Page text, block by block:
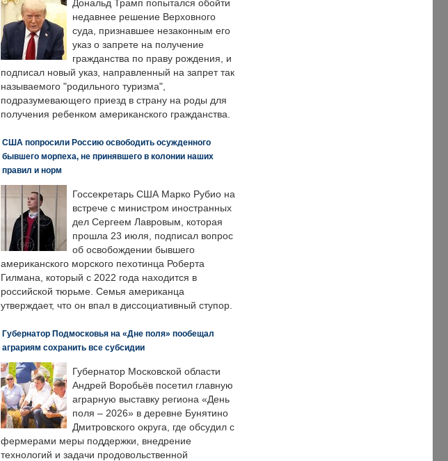
Дональд Трамп попытался обойти
недавнее решение Верховного
суда, признавшее незаконным его
указ о запрете на получение
гражданства по праву рождения, и
подписал новый указ, направленный на запрет так
называемого "родильного туризма",
подразумевающего приезд в страну на роды для
получения ребенком американского гражданства.
США попросили Россию освободить осужденного
бывшего морпеха, не принявшего в колонии наших
правил и норм
Госсекретарь США Марко Рубио на
встрече с министром иностранных
дел Сергеем Лавровым, которая
прошла 23 июля, подписал вопрос
об освобождении бывшего
американского морского пехотинца Роберта
Гилмана, который с 2022 года находится в
российской тюрьме. Семья американца
утверждает, что он впал в диссоциативный ступор.
Губернатор Подмосковья на «Дне поля» пообещал
аграриям сохранить все субсидии
Губернатор Московской области
Андрей Воробьёв посетил главную
аграрную выставку региона «День
поля – 2026» в деревне Бунятино
Дмитровского округа, где обсудил с
фермерами меры поддержки, внедрение
технологий и задачи продовольственной